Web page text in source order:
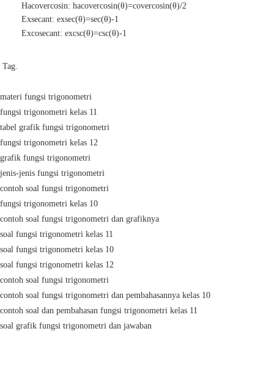
Hacovercosin: hacovercosin(θ)=covercosin(θ)/2
Exsecant: exsec(θ)=sec(θ)-1
Excosecant: excsc(θ)=csc(θ)-1
Tag.
materi fungsi trigonometri
fungsi trigonometri kelas 11
tabel grafik fungsi trigonometri
fungsi trigonometri kelas 12
grafik fungsi trigonometri
jenis-jenis fungsi trigonometri
contoh soal fungsi trigonometri
fungsi trigonometri kelas 10
contoh soal fungsi trigonometri dan grafiknya
soal fungsi trigonometri kelas 11
soal fungsi trigonometri kelas 10
soal fungsi trigonometri kelas 12
contoh soal fungsi trigonometri
contoh soal fungsi trigonometri dan pembahasannya kelas 10
contoh soal dan pembahasan fungsi trigonometri kelas 11
soal grafik fungsi trigonometri dan jawaban